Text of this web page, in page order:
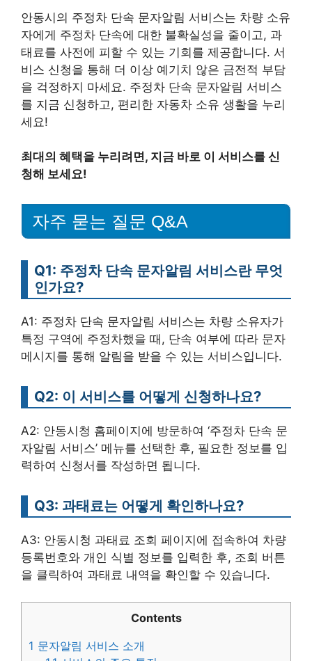
안동시의 주정차 단속 문자알림 서비스는 차량 소유
자에게 주정차 단속에 대한 불확실성을 줄이고, 과
태료를 사전에 피할 수 있는 기회를 제공합니다. 서
비스 신청을 통해 더 이상 예기치 않은 금전적 부담
을 걱정하지 마세요. 주정차 단속 문자알림 서비스
를 지금 신청하고, 편리한 자동차 소유 생활을 누리
세요!
최대의 혜택을 누리려면, 지금 바로 이 서비스를 신
청해 보세요!
자주 묻는 질문 Q&A
Q1: 주정차 단속 문자알림 서비스란 무엇
인가요?
A1: 주정차 단속 문자알림 서비스는 차량 소유자가
특정 구역에 주정차했을 때, 단속 여부에 따라 문자
메시지를 통해 알림을 받을 수 있는 서비스입니다.
Q2: 이 서비스를 어떻게 신청하나요?
A2: 안동시청 홈페이지에 방문하여 ‘주정차 단속 문
자알림 서비스’ 메뉴를 선택한 후, 필요한 정보를 입
력하여 신청서를 작성하면 됩니다.
Q3: 과태료는 어떻게 확인하나요?
A3: 안동시청 과태료 조회 페이지에 접속하여 차량
등록번호와 개인 식별 정보를 입력한 후, 조회 버튼
을 클릭하여 과태료 내역을 확인할 수 있습니다.
Contents
1 문자알림 서비스 소개